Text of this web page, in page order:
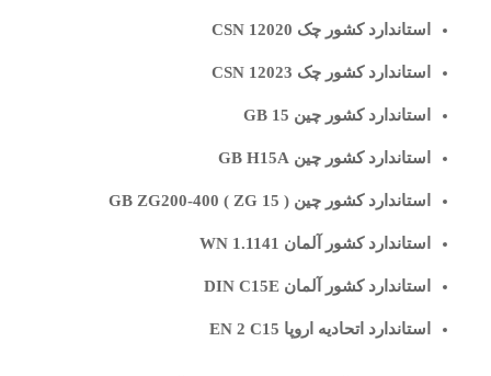
استاندارد کشور چک CSN 12020
استاندارد کشور چک CSN 12023
استاندارد کشور چین GB 15
استاندارد کشور چین GB H15A
استاندارد کشور چین GB ZG200-400 ( ZG 15 )
استاندارد کشور آلمان WN 1.1141
استاندارد کشور آلمان DIN C15E
استاندارد اتحادیه اروپا EN 2 C15